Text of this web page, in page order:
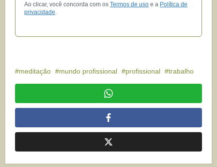
Ao clicar, você concorda com osTermos de uso e a Política de
privacidade
meditação mundo profissional profissional trabalho